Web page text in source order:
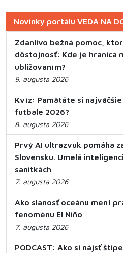
Novinky portálu VEDA NA
Zdanlivo bežná pomoc,
dôstojnosť: Kde je hranica
ubližovaním?
9. augusta 2026
Kvíz: Pamätáte si
futbale 2026?
8. augusta 2026
Prvý AI ultrazvuk pomáha
Slovensku. Umelá
sanitkách
7. augusta 2026
Ako slanosť oceánu mení
fenoménu El Niño
7. augusta 2026
PODCAST: Ako si nájsť